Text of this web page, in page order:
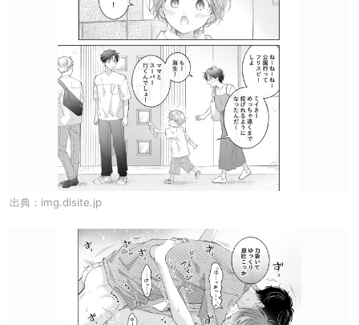
出典： img.dlsite.jp